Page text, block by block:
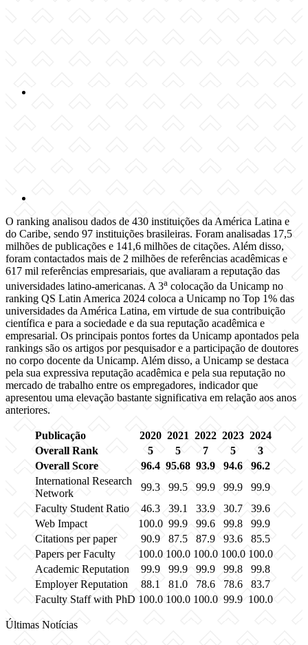
O ranking analisou dados de 430 instituições da América Latina e
do Caribe, sendo 97 instituições brasileiras. Foram analisadas 17,5
milhões de publicações e 141,6 milhões de citações. Além disso,
foram contactados mais de 2 milhões de referências acadêmicas e
617 mil referências empresariais, que avaliaram a reputação das
universidades latino-americanas. A 3a colocação da Unicamp no
ranking QS Latin America 2024 coloca a Unicamp no Top 1% das
universidades da América Latina, em virtude de sua contribuição
científica e para a sociedade e da sua reputação acadêmica e
empresarial. Os principais pontos fortes da Unicamp apontados pela
rankings são os artigos por pesquisador e a participação de doutores
no corpo docente da Unicamp. Além disso, a Unicamp se destaca
pela sua expressiva reputação acadêmica e pela sua reputação no
mercado de trabalho entre os empregadores, indicador que
apresentou uma elevação bastante significativa em relação aos anos
anteriores.
Publicação 2020 2021 2022 2023 2024
Overall Rank
5 5 7 5
3
Overall Score
96.4 95.68 93.9 94.6
96.2
International Research
Network
99.3 99.5 99.9 99.9
99.9
Faculty Student Ratio
46.3 39.1 33.9 30.7
39.6
Web Impact
100.0 99.9 99.6 99.8
99.9
Citations per paper
90.9 87.5 87.9 93.6
85.5
Papers per Faculty
100.0 100.0 100.0 100.0 100.0
Academic Reputation
99.9 99.9 99.9 99.8
99.8
Employer Reputation
88.1 81.0 78.6 78.6
83.7
Faculty Staff with PhD 100.0 100.0 100.0 99.9 100.0
Últimas Notícias